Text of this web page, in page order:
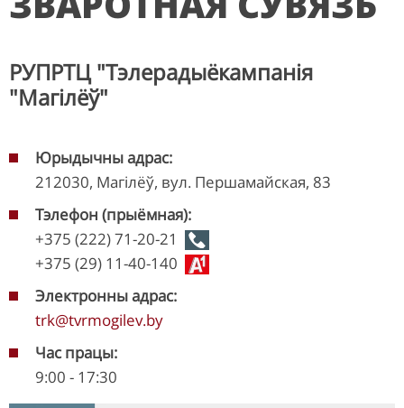
РУПРТЦ "Тэлерадыёкампанія
"Магілёў"
Юрыдычны адрас:
212030, Магілёў, вул. Першамайская, 83
Тэлефон (прыёмная):
+375 (222) 71-20-21
+375 (29) 11-40-140
Электронны адрас:
trk@tvrmogilev.by
Час працы:
9:00 - 17:30